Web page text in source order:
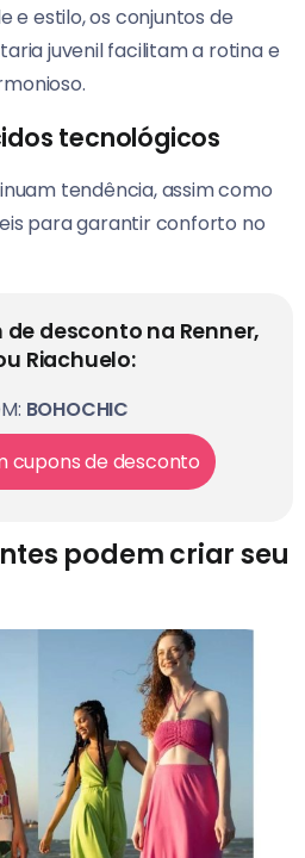
e estilo, os conjuntos de
juvenil facilitam a rotina e
tecnológicos
tendência, assim como
para garantir conforto no
desconto na Renner,
Riachuelo:
BOHOCHIC
cupons de desconto
podem criar seu